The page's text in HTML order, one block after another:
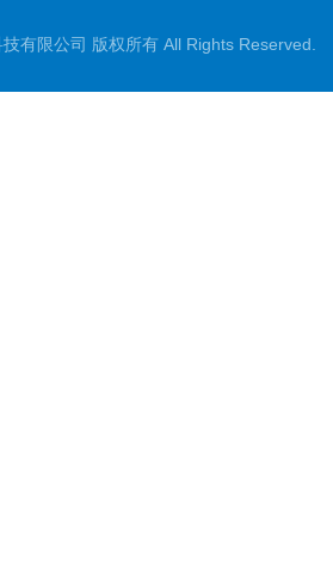
有限公司 版权所有 All Rights Reserved.